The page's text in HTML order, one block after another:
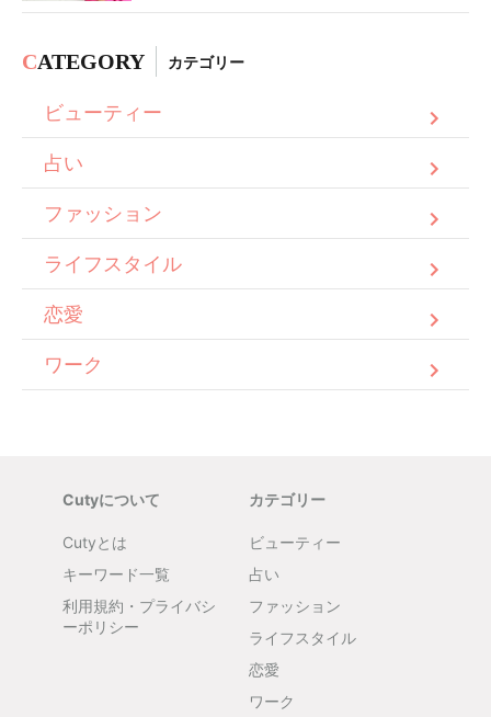
CATEGORY カテゴリー
ビューティー
占い
ファッション
ライフスタイル
恋愛
ワーク
Cutyについて
Cutyとは
キーワード一覧
利用規約・プライバシ
ーポリシー
カテゴリー
ビューティー
占い
ファッション
ライフスタイル
恋愛
ワーク